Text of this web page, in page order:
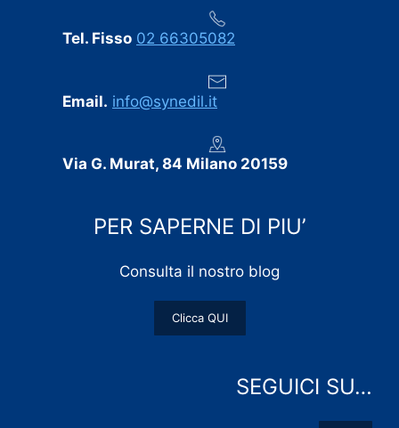
Tel. Fisso 02 66305082
Email. info@synedil.it
Via G. Murat, 84 Milano 20159
PER SAPERNE DI PIU’
Consulta il nostro blog
Clicca QUI
SEGUICI SU…